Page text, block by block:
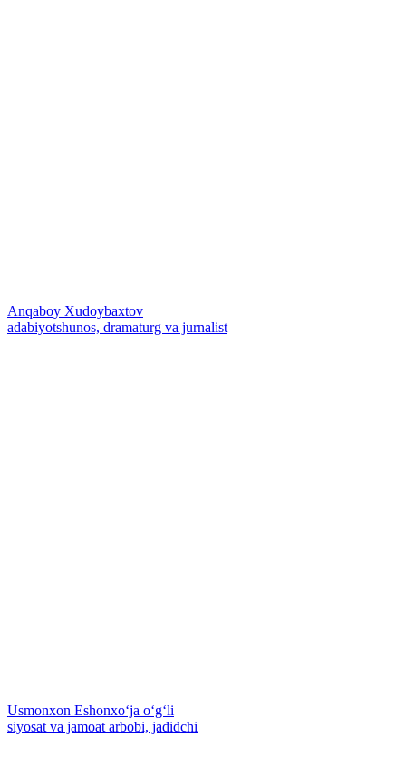
Anqaboy Xudoybaxtov
adabiyotshunos, dramaturg va jurnalist
Usmonxon Eshonxoʻja oʻgʻli
siyosat va jamoat arbobi, jadidchi